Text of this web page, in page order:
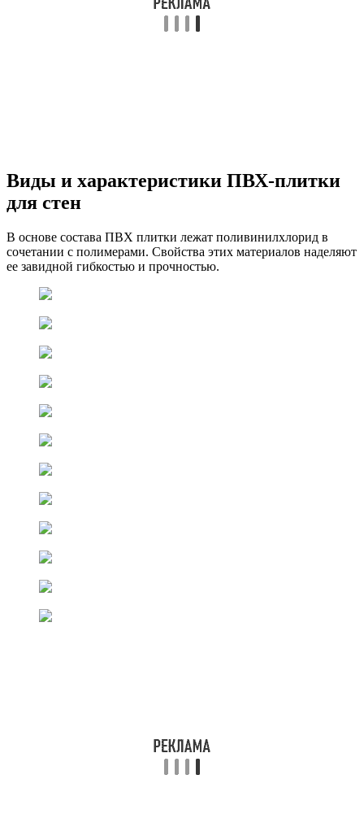
Виды и характеристики ПВХ-плитки
для стен
В основе состава ПВХ плитки лежат поливинилхлорид в
сочетании с полимерами. Свойства этих материалов наделяют
ее завидной гибкостью и прочностью.